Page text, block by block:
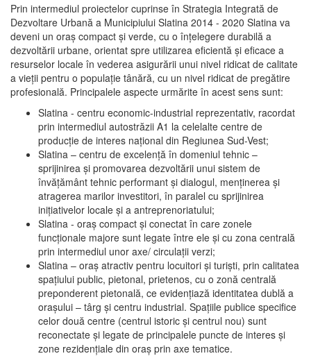
Prin intermediul proiectelor cuprinse în Strategia Integrată de
Dezvoltare Urbană a Municipiului Slatina 2014 - 2020 Slatina va
deveni un oraş compact şi verde, cu o înţelegere durabilă a
dezvoltării urbane, orientat spre utilizarea eficientă şi eficace a
resurselor locale în vederea asigurării unui nivel ridicat de calitate
a vieţii pentru o populaţie tânără, cu un nivel ridicat de pregătire
profesională. Principalele aspecte urmărite în acest sens sunt:
Slatina - centru economic-industrial reprezentativ, racordat
prin intermediul autostrăzii A1 la celelalte centre de
producţie de interes naţional din Regiunea Sud-Vest;
Slatina – centru de excelenţă în domeniul tehnic –
sprijinirea şi promovarea dezvoltării unui sistem de
învăţământ tehnic performant şi dialogul, menţinerea şi
atragerea marilor investitori, în paralel cu sprijinirea
iniţiativelor locale şi a antreprenoriatului;
Slatina - oraş compact şi conectat în care zonele
funcţionale majore sunt legate între ele şi cu zona centrală
prin intermediul unor axe/ circulații verzi;
Slatina – oraş atractiv pentru locuitori şi turişti, prin calitatea
spaţiului public, pietonal, prietenos, cu o zonă centrală
preponderent pietonală, ce evidenţiază identitatea dublă a
oraşului – târg şi centru industrial. Spaţiile publice specifice
celor două centre (centrul istoric şi centrul nou) sunt
reconectate şi legate de principalele puncte de interes şi
zone rezidenţiale din oraş prin axe tematice.